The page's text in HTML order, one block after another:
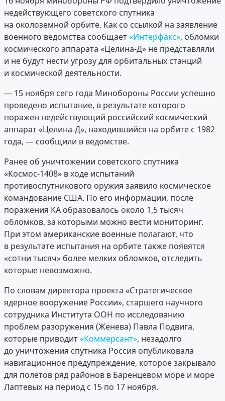
недействующего советского спутника
на околоземной орбите. Как со ссылкой на заявление
военного ведомства сообщает«Интерфакс», обломки
космического аппарата «Целина-Д» не представляли
и не будут нести угрозу для орбитальных станций
и космической деятельности.
— 15 ноября сего года Минобороны России успешно
проведено испытание, в результате которого
поражен недействующий российский космический
аппарат «Целина-Д», находившийся на орбите с 1982
года, — сообщили в ведомстве.
Ранее об уничтожении советского спутника
«Космос-1408» в ходе испытаний
противоспутникового оружия заявило космическое
командование США. По его информации, после
поражения КА образовалось около 1,5 тысяч
обломков, за которыми можно вести мониторинг.
При этом американские военные полагают, что
в результате испытания на орбите также появятся
«сотни тысяч» более мелких обломков, отследить
которые невозможно.
По словам директора проекта «Стратегическое
ядерное вооружение России», старшего научного
сотрудника Института ООН по исследованию
проблем разоружения (Женева) Павла Подвига,
которые приводит«Коммерсант», незадолго
до уничтожения спутника Россия опубликовала
навигационное предупреждение, которое закрывало
для полетов ряд районов в Баренцевом море и море
Лаптевых на период с 15 по 17 ноября.